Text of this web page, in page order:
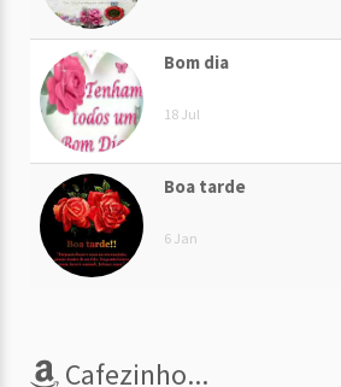
Bom dia
18 Jul
Boa tarde
6 Jan
Cafezinho...